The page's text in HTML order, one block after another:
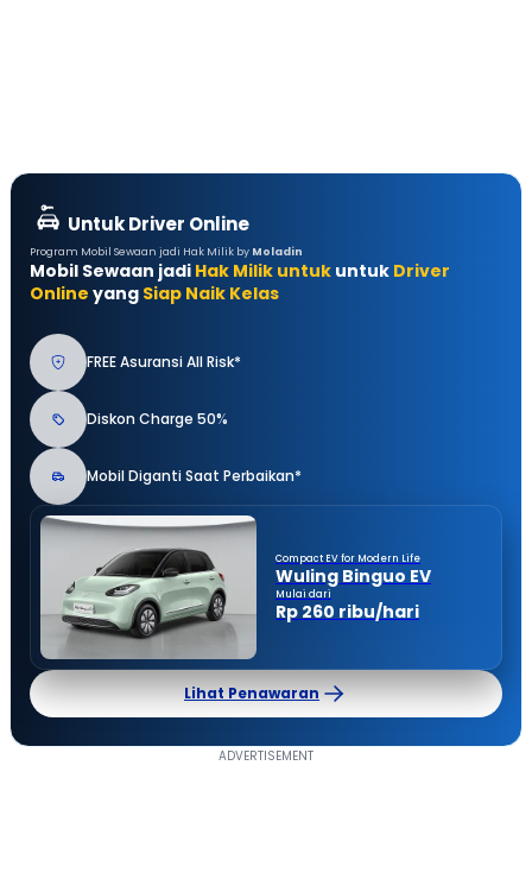
Untuk Driver Online
Program Mobil Sewaan jadi Hak Milik by Moladin
Mobil Sewaan jadi Hak Milik untuk untuk Driver
Online yang Siap Naik Kelas
FREE Asuransi All Risk*
Diskon Charge 50%
Mobil Diganti Saat Perbaikan*
Compact EV for Modern Life
Wuling Binguo EV
Mulai dari
Rp 260 ribu/hari
Lihat Penawaran